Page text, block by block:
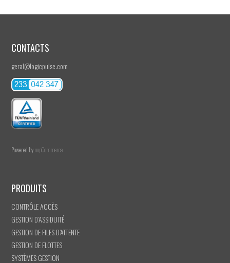
CONTACTS
geral@logicpulse.com
Powered bynopCommerce
PRODUITS
CONTRÔLE ACCÈS
GESTION D’ASSIDUITÉ
GESTION DE FILES D’ATTENTE
GESTION DE FLOTTES
SYSTÈMES GESTION